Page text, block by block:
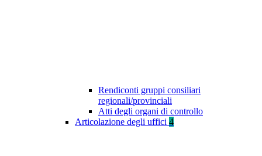
Rendiconti gruppi consiliari
regionali/provinciali
Atti degli organi di controllo
Articolazione degli uffici 4